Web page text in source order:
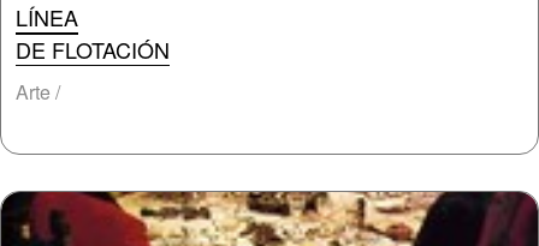
LÍNEA
DE FLOTACIÓN
Arte /